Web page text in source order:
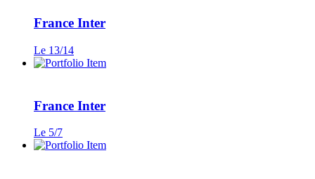
France Inter
Le 13/14
France Inter
Le 5/7